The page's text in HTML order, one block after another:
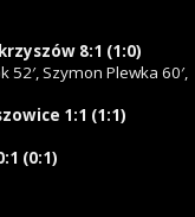
8:1 (1:0)
52′, Szymon Plewka 60′,
1:1 (1:1)
(0:1)